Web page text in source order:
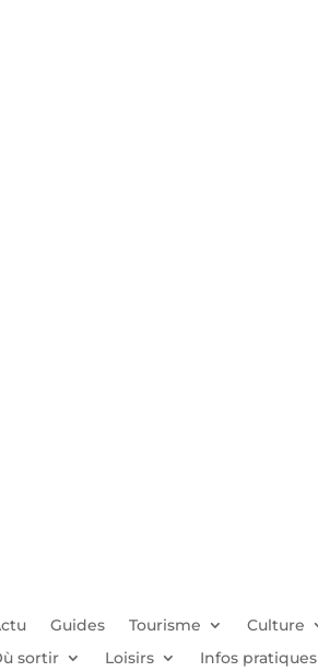
Guides Tourisme
Culture
sortir
Loisirs Infos pratiques